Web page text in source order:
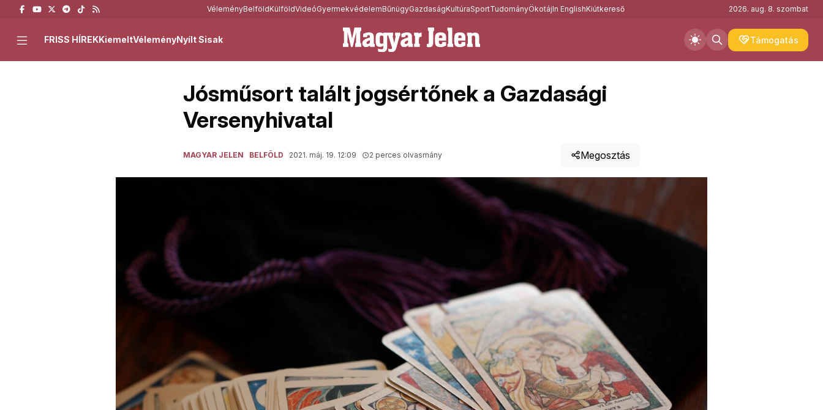
VéleményBelföldKülföldVideóGyermekvédelemBűnügyGazdaságKultúraSportTudományÖkotájIn EnglishKiútkereső 2026. aug. 8. szombat
Támogatás
FRISS HÍREKKiemeltVéleményNyílt Sisak
Jósműsort talált jogsértőnek a Gazdasági
Versenyhivatal
MAGYAR JELEN BELFÖLD 2021. máj. 19. 12:09 2 perces olvasmány Megosztás